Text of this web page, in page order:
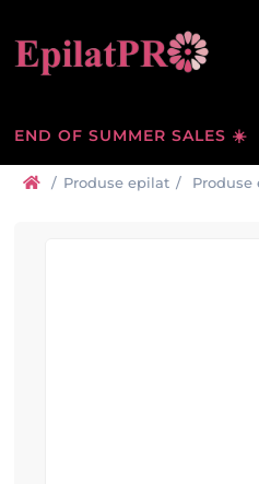
END OF SUMMER SALES ☀️
/ Produse epilat / Produse